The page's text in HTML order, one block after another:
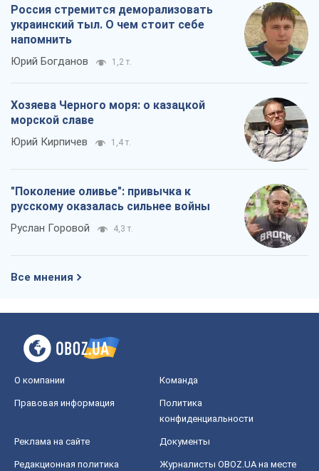
Россия стремится деморализовать
украинский тыл. О чем стоит себе
напомнить
Юрий Богданов 1,2 т.
Хозяева Черного моря: о казацкой
морской славе
Юрий Кирпичев 1,4 т.
"Поколение оливье": привычка к
русскому оказалась сильнее войны
Руслан Горовой 4,3 т.
Все мнения
О компании Команда
Правовая информация
Политика
конфиденциальности
Реклама на сайте Документы
Редакционная политика
Журналисты OBOZ.UA на месте